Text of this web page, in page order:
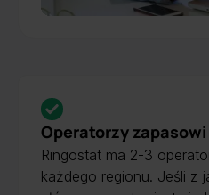
Operatorzy zapasowi
Ringostat ma 2-3
każdego regionu. Jeśli z